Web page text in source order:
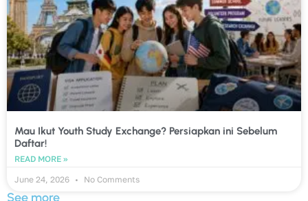
Mau Ikut Youth Study Exchange? Persiapkan ini Sebelum
Daftar!
READ MORE »
June 24, 2026
No Comments
See more